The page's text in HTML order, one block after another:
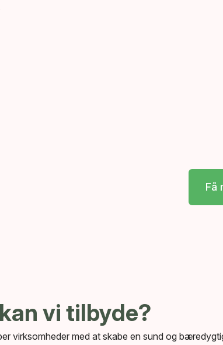
Få
vi tilbyde?
virksomheder med at skabe en sund og